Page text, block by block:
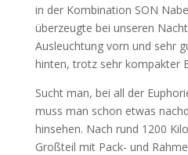
in der Kombination SON
überzeugte bei unseren
Ausleuchtung vorn und sehr
hinten, trotz sehr kompakter
Sucht man, bei all der
muss man schon etwas
hinsehen. Nach rund 1200
Großteil mit Pack- und